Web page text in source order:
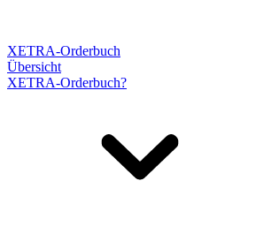
XETRA-Orderbuch
Übersicht
XETRA-Orderbuch?